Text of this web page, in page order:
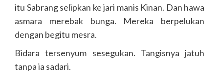
itu Sabrang selipkan ke jari manis Kinan. Dan hawa
asmara merebak bunga. Mereka berpelukan
dengan begitu mesra.
Bidara tersenyum sesegukan. Tangisnya jatuh
tanpa ia sadari.